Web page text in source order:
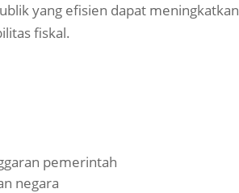
yang efisien dapat meningkatkan
fiskal.
pemerintah
negara